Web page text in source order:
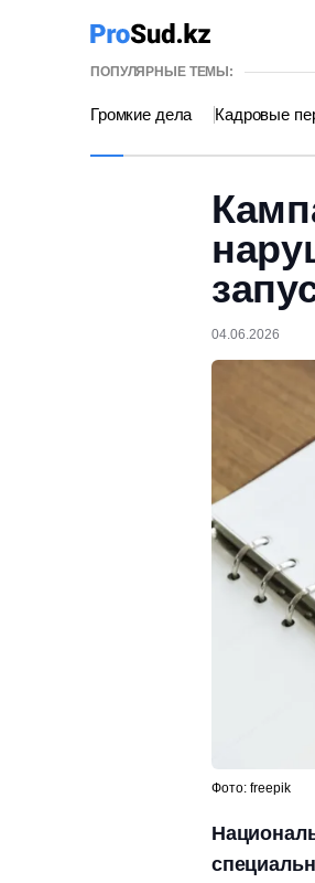
ПОПУЛЯРНЫЕ ТЕМЫ:
Громкие дела Кадровые
04.06.2026
Фото: freepik